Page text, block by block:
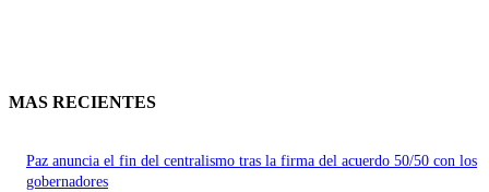
MAS RECIENTES
Paz anuncia el fin del centralismo tras la firma del acuerdo 50/50 con los
gobernadores